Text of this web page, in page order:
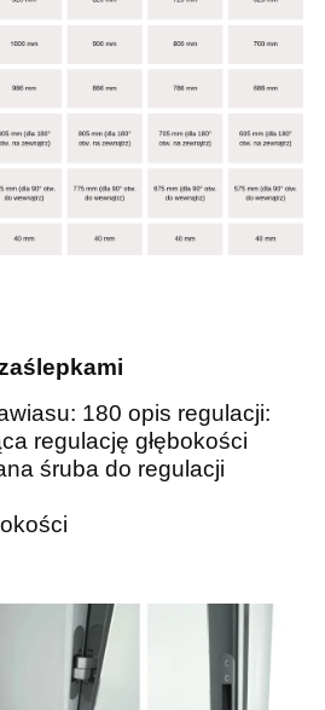
180 opis regulacji:
regulację głębokości
śruba do regulacji